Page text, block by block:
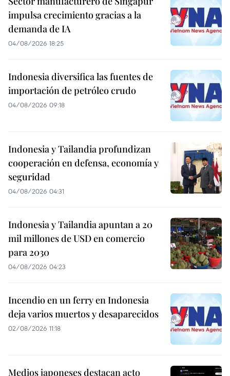
impulsa crecimiento gracias a la
demanda de IA
04/08/2026 18:25
Indonesia diversifica las fuentes de
importación de petróleo crudo
04/08/2026 09:18
Indonesia y Tailandia profundizan
cooperación en defensa, economía y
seguridad
04/08/2026 04:31
Indonesia y Tailandia apuntan a 20
mil millones de USD en comercio
para 2030
04/08/2026 04:23
Incendio en un ferry en Indonesia
deja varios muertos y desaparecidos
02/08/2026 11:18
Medios japoneses destacan acto